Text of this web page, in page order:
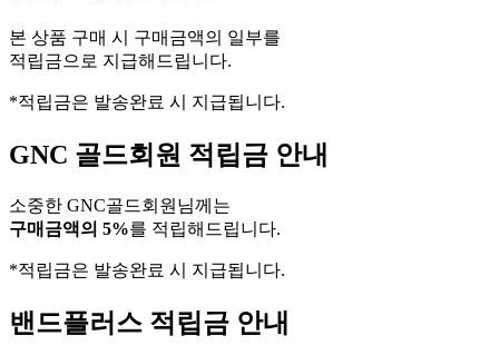
본 상품 구매 시 구매금액의 일부를
적립금으로 지급해드립니다.
*적립금은 발송완료 시 지급됩니다.
GNC 골드회원 적립금 안내
소중한 GNC골드회원님께는
구매금액의 5%를 적립해드립니다.
*적립금은 발송완료 시 지급됩니다.
밴드플러스 적립금 안내